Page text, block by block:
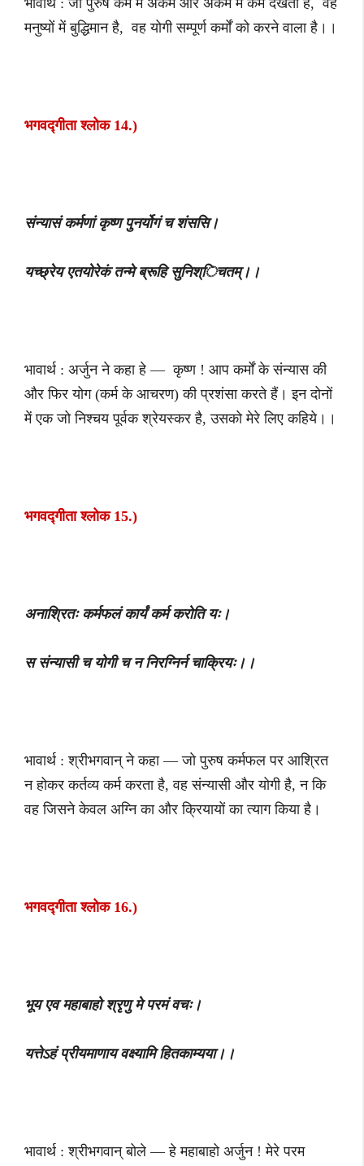
मनुष्यों में बुद्धिमान है, वह योगी सम्पूर्ण कर्मों को करने वाला है।।
भगवद्गीता श्लोक 14.)
संन्यासं कर्मणां कृष्ण पुनर्योगं च शंससि।
यच्छ्रेय एतयोरेकं तन्मे ब्रूहि सुनिश्िचतम्।।
भावार्थ : अर्जुन ने कहा हे — कृष्ण ! आप कर्मों के संन्यास की
और फिर योग (कर्म के आचरण) की प्रशंसा करते हैं। इन दोनों
में एक जो निश्चय पूर्वक श्रेयस्कर है, उसको मेरे लिए कहिये।।
भगवद्गीता श्लोक 15.)
अनाश्रितः कर्मफलं कार्यं कर्म करोति यः।
स संन्यासी च योगी च न निरग्निर्न चाक्रियः।।
भावार्थ : श्रीभगवान् ने कहा — जो पुरुष कर्मफल पर आश्रित
न होकर कर्तव्य कर्म करता है, वह संन्यासी और योगी है, न कि
वह जिसने केवल अग्नि का और क्रियायों का त्याग किया है।
भगवद्गीता श्लोक 16.)
भूय एव महाबाहो श्रृणु मे परमं वचः।
यत्तेऽहं प्रीयमाणाय वक्ष्यामि हितकाम्यया।।
भावार्थ : श्रीभगवान् बोले — हे महाबाहो अर्जुन ! मेरे परम